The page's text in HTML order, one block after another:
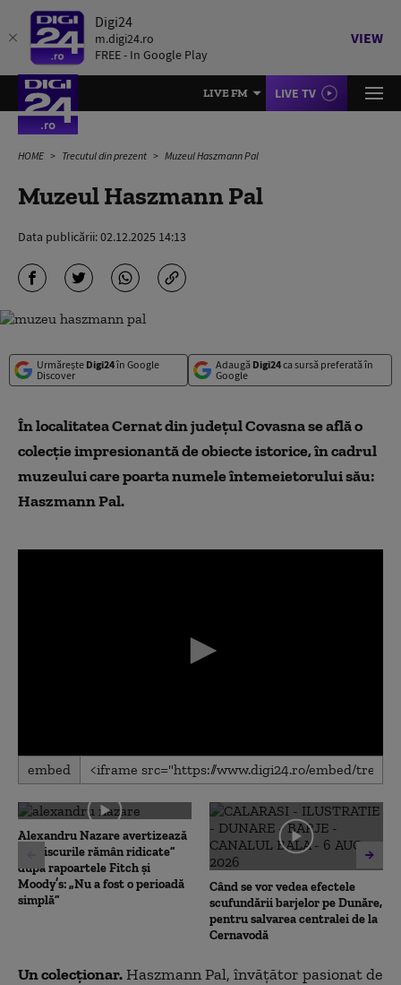
Digi24
m.digi24.ro
FREE - In Google Play
VIEW
LIVE FM LIVE TV
HOME Trecutul din prezent Muzeul Haszmann Pal
Muzeul Haszmann Pal
Data publicării:02.12.2025 14:13
Urmărește Digi24în Google
Discover
Adaugă Digi24ca sursă preferată în
Google
În localitatea Cernat din județul Covasna se află o
colecție impresionantă de obiecte istorice, în cadrul
muzeului care poarta numele întemeietorului său:
Haszmann Pal.
0
seconds
0
seconds
embed
Alexandru Nazare avertizează
că „riscurile rămân ridicate”
după rapoartele Fitch și
Moody’s: „Nu a fost o perioadă
simplă”
Când se vor vedea efectele
scufundării barjelor pe Dunăre,
pentru salvarea centralei de la
Cernavodă
Un colecționar.Haszmann Pal, învățător pasionat de